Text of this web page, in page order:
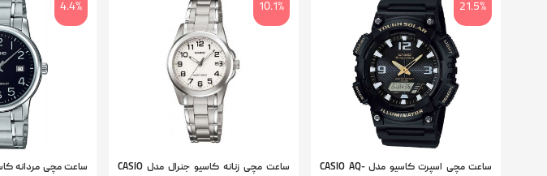
21.5%
ساعت مچی اسپرت کاسیو مدل CASIO AQ-
10.1%
ساعت مچی زنانه کاسیو جنرال مدل CASIO
4.4%